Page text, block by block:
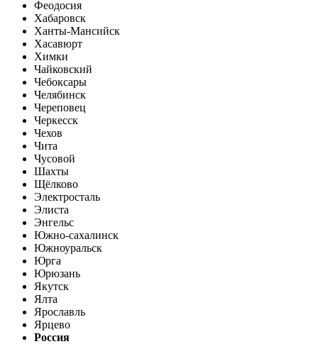
Феодосия
Хабаровск
Ханты-Мансийск
Хасавюрт
Химки
Чайковский
Чебоксары
Челябинск
Череповец
Черкесск
Чехов
Чита
Чусовой
Шахты
Щёлково
Электросталь
Элиста
Энгельс
Южно-сахалинск
Южноуральск
Юрга
Юрюзань
Якутск
Ялта
Ярославль
Ярцево
Россия